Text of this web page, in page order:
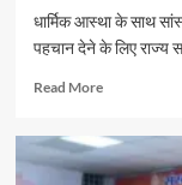
धार्मिक आस्था के साथ
पहचान देने के लिए राज्य
Read MoreRead
श्रावण
के